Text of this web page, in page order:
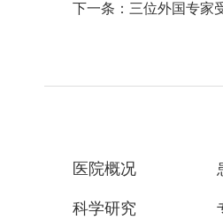
下一条：三位外国专家
医院概况
科学研究